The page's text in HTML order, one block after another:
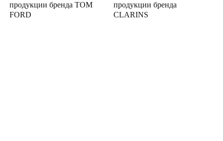
продукции бренда TOM
FORD
продукции бренда
CLARINS